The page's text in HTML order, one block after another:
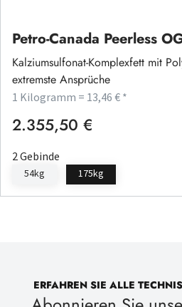
Petro-Canada Peerless
Kalziumsulfonat-Komplexfett mit
extremste Ansprüche
1 Kilogramm = 13,46 € *
Regulärer Preis:
2.355,50 €
2 Gebinde
54kg 175kg
ERFAHREN SIE ALLE